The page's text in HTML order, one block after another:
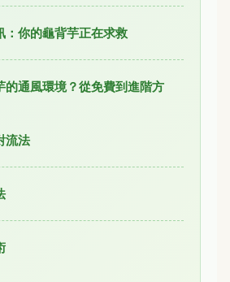
：你的龜背芋正在求救
的通風環境？從免費到進階方
流法